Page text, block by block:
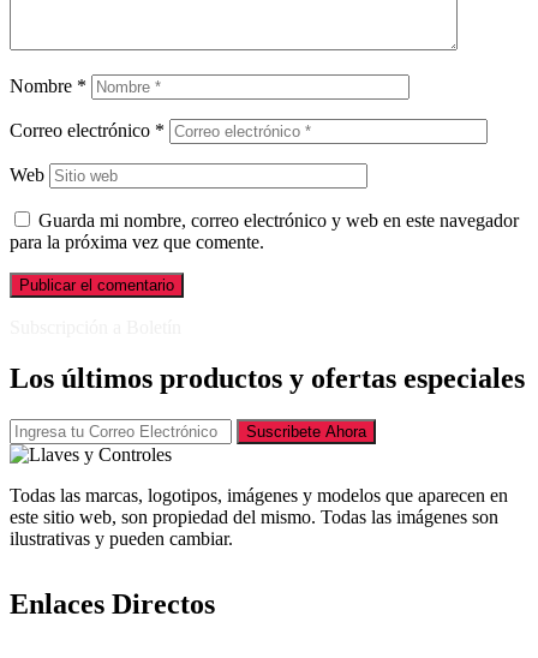
Nombre *
Correo electrónico *
Web
Guarda mi nombre, correo electrónico y web en este navegador
para la próxima vez que comente.
Los últimos productos y ofertas especiales
Suscribete Ahora
Todas las marcas, logotipos, imágenes y modelos que aparecen en
este sitio web, son propiedad del mismo. Todas las imágenes son
ilustrativas y pueden cambiar.
Enlaces Directos